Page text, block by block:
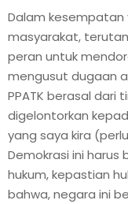
Dalam kesempatan
masyarakat,
peran untuk
mengusut dugaan
PPATK berasal dari
digelontorkan
yang saya kira
Demokrasi ini harus
hukum, kepastian
bahwa, negara ini